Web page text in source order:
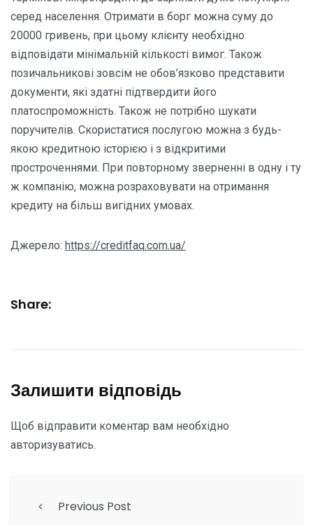
серед населення. Отримати в борг можна суму до
20000 гривень, при цьому клієнту необхідно
відповідати мінімальній кількості вимог. Також
позичальникові зовсім не обов’язково представити
документи, які здатні підтвердити його
платоспроможність. Також не потрібно шукати
поручителів. Скористатися послугою можна з будь-
якою кредитною історією і з відкритими
простроченнями. При повторному зверненні в одну і ту
ж компанію, можна розраховувати на отримання
кредиту на більш вигідних умовах.
Джерело: https://creditfaq.com.ua/
Share:
Залишити відповідь
Щоб відправити коментар вам необхідно
авторизуватись.
Previous Post